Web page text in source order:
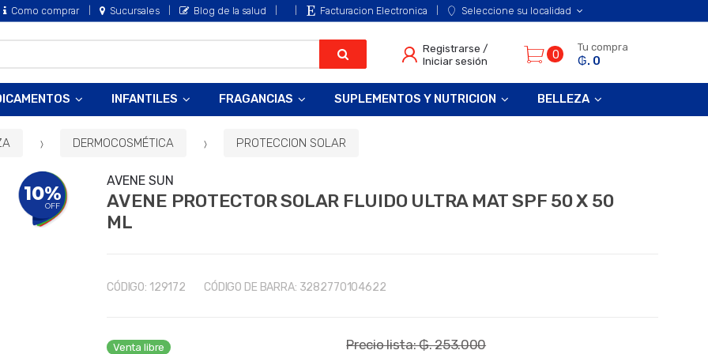
Como comprar Sucursales Blog de la salud Facturacion Electronica Seleccione su localidad
Registrarse /
Iniciar sesión
0
Tu compra
₲. 0
INFANTILES FRAGANCIAS SUPLEMENTOS Y NUTRICION BELLEZA
DERMOCOSMÉTICA PROTECCION SOLAR
10%
OFF
AVENE SUN
AVENE PROTECTOR SOLAR FLUIDO ULTRA MAT SPF 50 X 50
ML
CÓDIGO: 129172 CÓDIGO DE BARRA: 3282770104622
Venta libre Precio lista: ₲. 253.000